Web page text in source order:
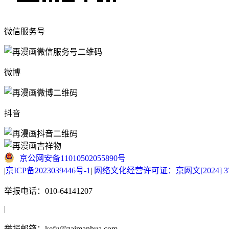
微信服务号
微博
抖音
京公网安备11010502055890号
|京ICP备2023039446号-1 | 网络文化经营许可证：京网文[2024]
举报电话：010-64141207
|